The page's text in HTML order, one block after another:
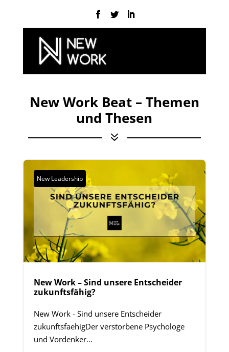
New Work Beat – Themen
und Thesen
7
New Leadership
New Work – Sind unsere Entscheider
zukunftsfähig?
New Work - Sind unsere Entscheider
zukunftsfaehigDer verstorbene Psychologe
und Vordenker...